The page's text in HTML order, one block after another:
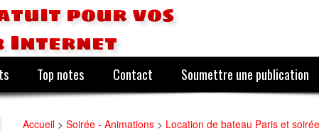
pour vos
Internet
Top notes Contact Soumettre une publication
Accueil > Soirée - Animations > Location de bateau Paris et